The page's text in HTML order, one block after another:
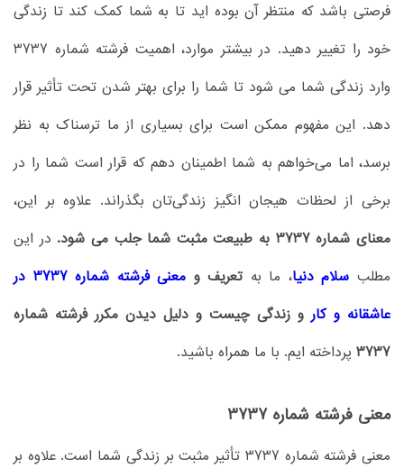
فرصتی باشد که منتظر آن بوده اید تا به شما کمک کند تا زندگی
خود را تغییر دهید. در بیشتر موارد، اهمیت فرشته شماره 3737
وارد زندگی شما می شود تا شما را برای بهتر شدن تحت تأثیر قرار
دهد. این مفهوم ممکن است برای بسیاری از ما ترسناک به نظر
برسد، اما می‌خواهم به شما اطمینان دهم که قرار است شما را در
برخی از لحظات هیجان‌ انگیز زندگی‌تان بگذراند. علاوه بر این،
معنای شماره 3737 به طبیعت مثبت شما جلب می شود.
در این
مطلب سلام دنیا، ما به تعریف و
معنی فرشته شماره 3737 در
عاشقانه و کارو زندگی چیست و دلیل دیدن مکرر فرشته شماره
3737 پرداخته ایم. با ما همراه باشید.
معنی فرشته شماره 3737
معنی فرشته شماره 3737 تأثیر مثبت بر زندگی شما است. علاوه بر